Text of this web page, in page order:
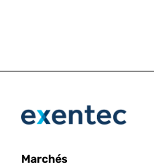
Marchés